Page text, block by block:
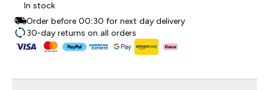
In stock
Order before 00:30 for next day delivery
30-day returns on all orders